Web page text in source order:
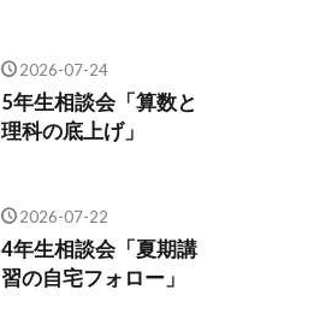
2026-07-24
5年生相談会「算数と
理科の底上げ」
2026-07-22
4年生相談会「夏期講
習の自宅フォロー」